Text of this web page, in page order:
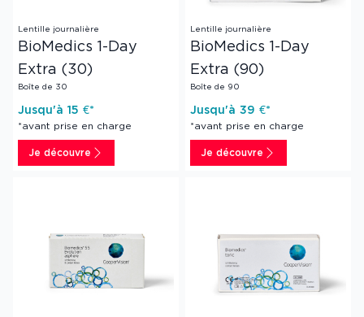
Lentille journalière
BioMedics 1-Day
Extra (30)
Boîte de 30
Jusqu'à 15 €*
*avant prise en charge
Je découvre
Lentille journalière
BioMedics 1-Day
Extra (90)
Boîte de 90
Jusqu'à 39 €*
*avant prise en charge
Je découvre